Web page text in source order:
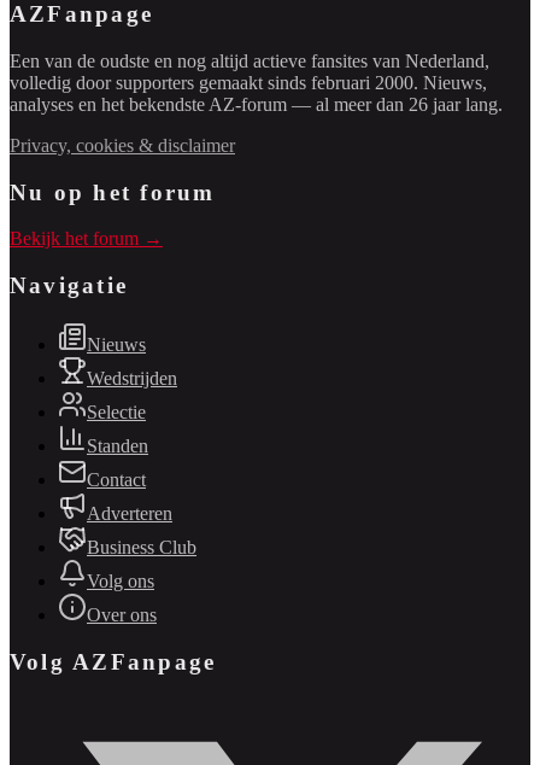
AZFanpage
Een van de oudste en nog altijd actieve fansites van Nederland,
volledig door supporters gemaakt sinds februari 2000. Nieuws,
analyses en het bekendste AZ-forum — al meer dan 26 jaar lang.
Privacy, cookies & disclaimer
Nu op het forum
Bekijk het forum →
Navigatie
Nieuws
Wedstrijden
Selectie
Standen
Contact
Adverteren
Business Club
Volg ons
Over ons
Volg AZFanpage